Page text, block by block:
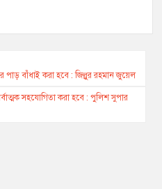
পাড় বাঁধাই করা হবে : জিল্লুর রহমান জুয়েল
সহযোগিতা করা হবে : পুলিশ সুপার